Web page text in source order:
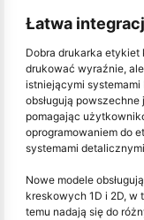
Łatwa
Dobra drukarka
drukować wyraźnie,
istniejącymi
obsługują
pomagając
oprogramowaniem do
systemami
Nowe modele
kreskowych 1D i 2D, w
temu nadają się do